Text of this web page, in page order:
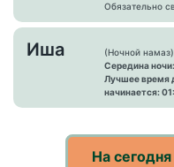
Обязательно
Иша
(Ночной намаз)
Середина ночи:
Лучшее время
начинается:
На сегодня